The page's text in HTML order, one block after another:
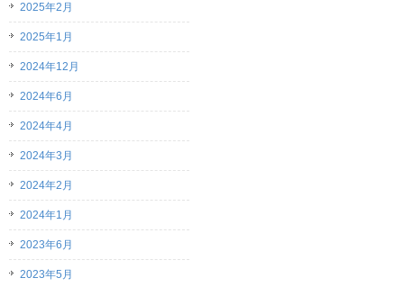
2025年2月
2025年1月
2024年12月
2024年6月
2024年4月
2024年3月
2024年2月
2024年1月
2023年6月
2023年5月